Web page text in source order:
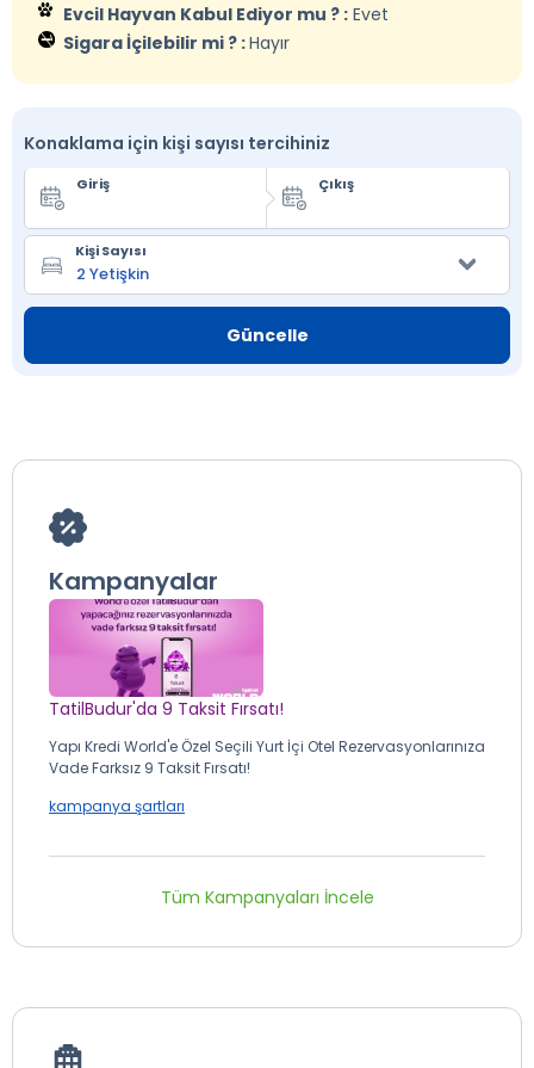
Evcil Hayvan Kabul Ediyor mu ? : Evet
Sigara İçilebilir mi ? :Hayır
Konaklama için kişi sayısı tercihiniz
Giriş Çıkış
Kişi Sayısı
Güncelle
Kampanyalar
TatilBudur'da 9 Taksit Fırsatı!
Yapı Kredi World'e Özel Seçili Yurt İçi Otel Rezervasyonlarınıza
Vade Farksız 9 Taksit Fırsatı!
kampanya şartları
Tüm Kampanyaları İncele